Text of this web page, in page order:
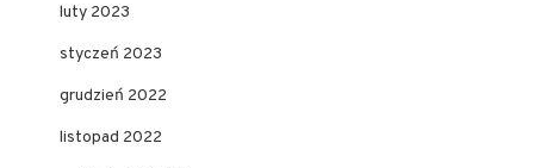
luty 2023
styczeń 2023
grudzień 2022
listopad 2022